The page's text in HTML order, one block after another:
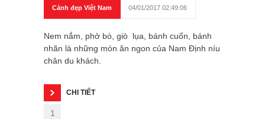
Cảnh đẹp Việt Nam 04/01/2017 02:49:06
Nem nắm, phở bò, giò lụa, bánh cuốn, bánh
nhãn là những món ăn ngon của Nam Định níu
chân du khách.
CHI TIẾT
1